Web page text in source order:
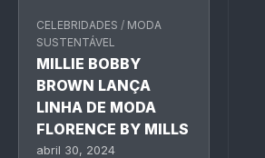
CELEBRIDADES / MODA
SUSTENTÁVEL
MILLIE BOBBY
BROWN LANÇA
LINHA DE MODA
FLORENCE BY MILLS
abril 30, 2024